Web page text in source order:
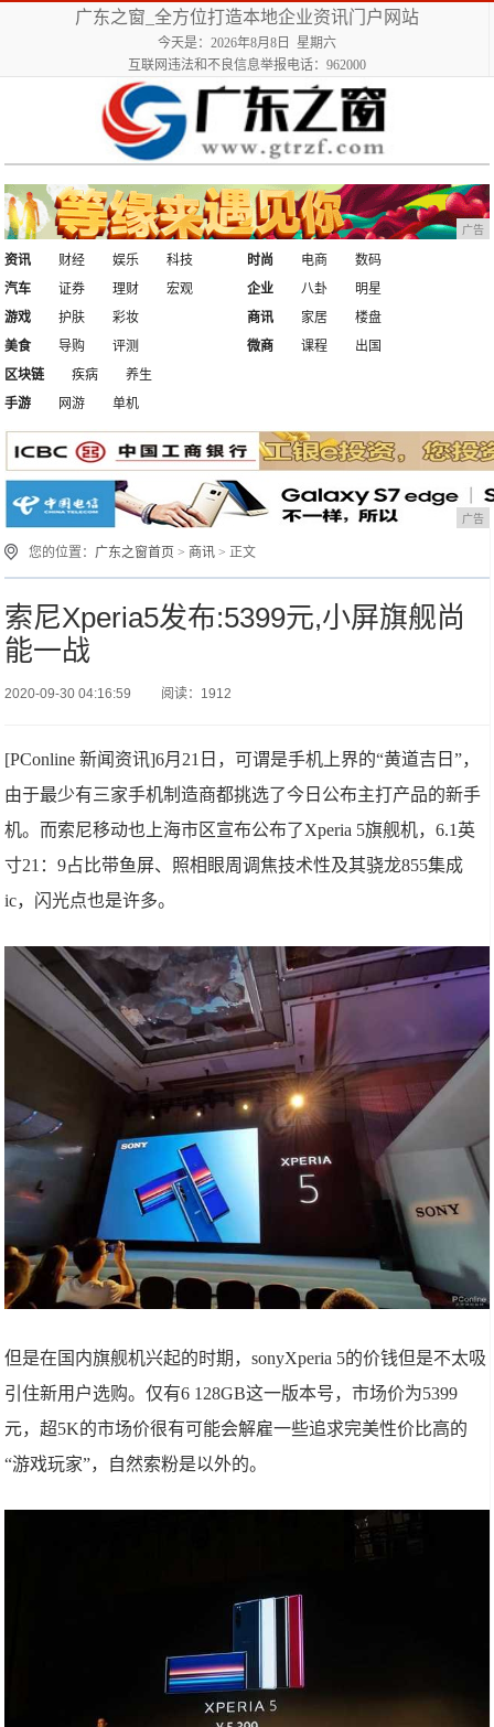
广东之窗_全方位打造本地企业资讯门户网站
今天是：2026年8月8日 星期六
互联网违法和不良信息举报电话：962000
广告
资讯 财经 娱乐
科技
汽车
证券 理财 宏观
时尚 电商
数码
企业
八卦
明星
游戏
护肤
彩妆
美食
导购 评测
商讯 家居
楼盘
微商
课程
出国
区块链
疾病
养生
手游
网游 单机
广告
您的位置： 广东之窗首页 > 商讯 > 正文
索尼Xperia5发布:5399元,小屏旗舰尚
能一战
2020-09-30 04:16:59 阅读：1912
[PConline 新闻资讯]6月21日，可谓是手机上界的“黄道吉日”，
由于最少有三家手机制造商都挑选了今日公布主打产品的新手
机。而索尼移动也上海市区宣布公布了Xperia 5旗舰机，6.1英
寸21：9占比带鱼屏、照相眼周调焦技术性及其骁龙855集成
ic，闪光点也是许多。
但是在国内旗舰机兴起的时期，sonyXperia 5的价钱但是不太吸
引住新用户选购。仅有6 128GB这一版本号，市场价为5399
元，超5K的市场价很有可能会解雇一些追求完美性价比高的
“游戏玩家”，自然索粉是以外的。